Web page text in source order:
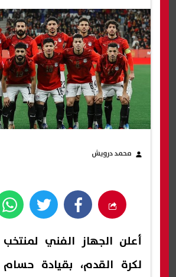
محمد درويش
أعلن الجهاز الفني
لكرة القدم، بقيادة